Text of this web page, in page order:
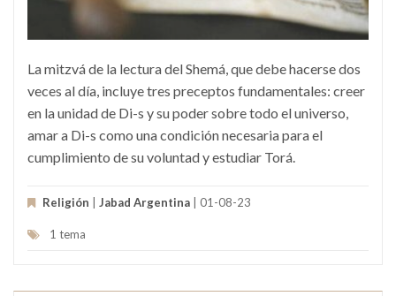
La mitzvá de la lectura del Shemá, que debe hacerse dos
veces al día, incluye tres preceptos fundamentales: creer
en la unidad de Di-s y su poder sobre todo el universo,
amar a Di-s como una condición necesaria para el
cumplimiento de su voluntad y estudiar Torá.
Religión | Jabad Argentina | 01-08-23
1 tema